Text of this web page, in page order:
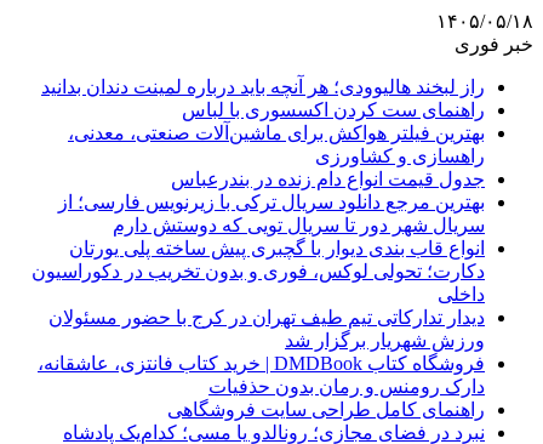
۱۴۰۵/۰۵/۱۸
خبر فوری
راز لبخند هالیوودی؛ هر آنچه باید درباره لمینت دندان بدانید
راهنمای ست کردن اکسسوری با لباس
بهترین فیلتر هواکش برای ماشین‌آلات صنعتی، معدنی،
راهسازی و کشاورزی
جدول قیمت انواع دام زنده در بندرعباس
بهترین مرجع دانلود سریال ترکی با زیرنویس فارسی؛ از
سریال شهر دور تا سریال تویی که دوستش دارم
انواع قاب بندی دیوار با گچبری پیش ساخته پلی یورتان
دکارت؛ تحولی لوکس، فوری و بدون تخریب در دکوراسیون
داخلی
دیدار تدارکاتی تیم طیف تهران در کرج با حضور مسئولان
ورزش شهریار برگزار شد
فروشگاه کتاب DMDBook | خرید کتاب فانتزی، عاشقانه،
دارک رومنس و رمان بدون حذفیات
راهنمای کامل طراحی سایت فروشگاهی
نبرد در فضای مجازی؛ رونالدو یا مسی؛ کدام‌یک پادشاه